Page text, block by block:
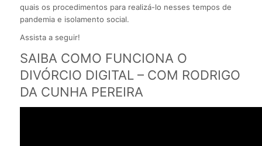
quais os procedimentos para realizá-lo nesses tempos de
pandemia e isolamento social.
Assista a seguir!
SAIBA COMO FUNCIONA O
DIVÓRCIO DIGITAL – COM RODRIGO
DA CUNHA PEREIRA